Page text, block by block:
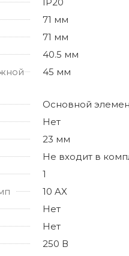
71 мм
71 мм
40.5 мм
45 мм
Основной
Нет
23 мм
Не входит в
1
10 AX
Нет
Нет
250 В